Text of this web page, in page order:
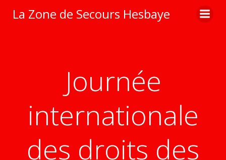
au
La Zone de Secours Hesbaye
Journée
internationale
des droits des